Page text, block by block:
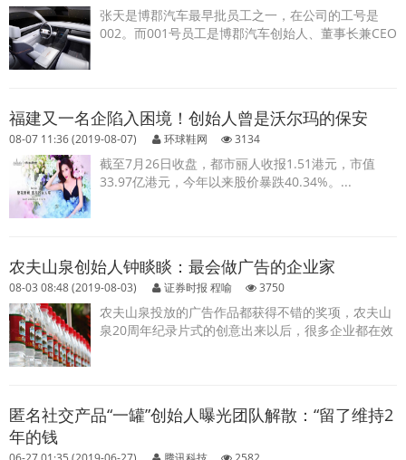
张天是博郡汽车最早批员工之一，在公司的工号是
002。而001号员工是博郡汽车创始人、董事长兼CEO
福建又一名企陷入困境！创始人曾是沃尔玛的保安
08-07 11:36 (2019-08-07) 环球鞋网 3134
截至7月26日收盘，都市丽人收报1.51港元，市值
33.97亿港元，今年以来股价暴跌40.34%。...
农夫山泉创始人钟睒睒：最会做广告的企业家
08-03 08:48 (2019-08-03) 证券时报 程喻 3750
农夫山泉投放的广告作品都获得不错的奖项，农夫山
泉20周年纪录片式的创意出来以后，很多企业都在效
匿名社交产品“一罐”创始人曝光团队解散：“留了维持2
年的钱